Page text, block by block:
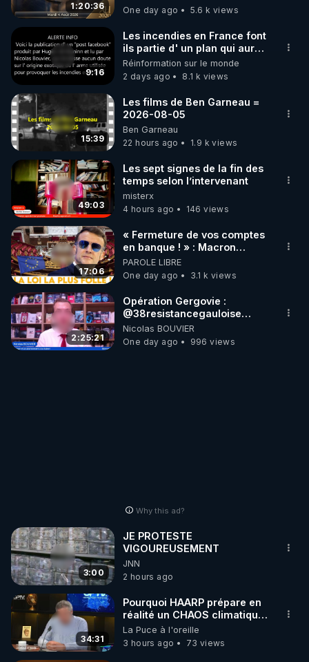
code : REGENERE10
▶ 30 jours gratuit sur l’application de méditation et
de bien-être ENVOL :
Rendez-vous sur https://www.envol.app/code
le code : REGENERE
1:20:36
GRAND RÉVEIL EST EN
MARCHE 📷
One day ago
5.6 k views
9:16
Les incendies en France font
ils partie d' un plan qui aurait
débuté le 11 septembre 2001
?
Réinformation sur le monde
2 days ago
8.1 k views
15:39
Les films de Ben Garneau =
2026-08-05
Ben Garneau
22 hours ago
1.9 k views
49:03
Les sept signes de la fin des
temps selon l’intervenant
misterx
4 hours ago
146 views
17:06
« Fermeture de vos comptes
en banque ! » : Macron
impose une loi folle !
PAROLE LIBRE
One day ago
3.1 k views
2:25:21
Opération Gergovie :
‪@38resistancegauloise‬
‪@MarionSigautOfficiel‬
‪@gladysriifard5710‬ Laëtitia
Nicolas BOUVIER
One day ago
996 views
Why this ad?
3:00
JE PROTESTE
VIGOUREUSEMENT
JNN
2 hours ago
34:31
Pourquoi HAARP prépare en
réalité un CHAOS climatique,
on répond
La Puce à l'oreille
3 hours ago
73 views